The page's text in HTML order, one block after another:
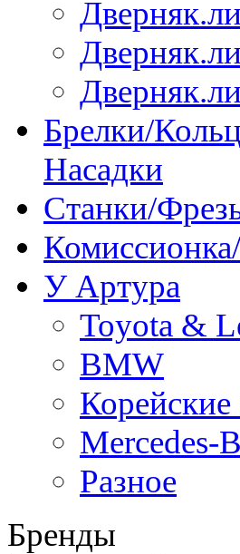
Брелки/
Насадки
Станки/
У Артура
Toyota &
BMW
Корейские
Mercedes-
Разное
Бренды